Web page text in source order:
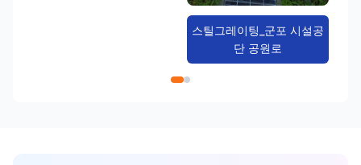
스틸그레이팅_군포 시설공
단 공원로